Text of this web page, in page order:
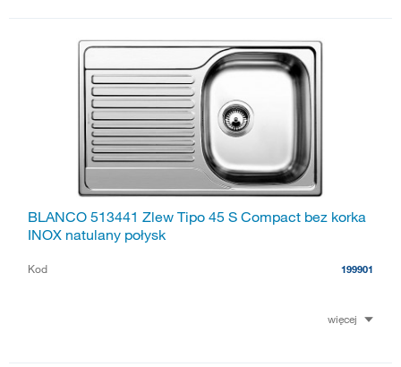
BLANCO 513441 Zlew Tipo 45 S Compact bez korka
INOX natulany połysk
Kod 199901
więcej